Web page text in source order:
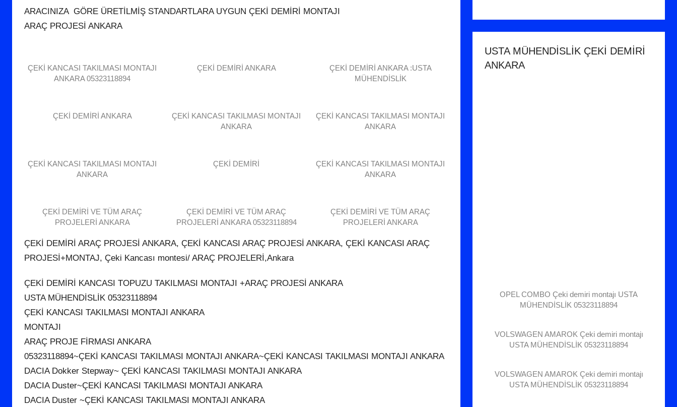
e
g
ARACINIZA GÖRE ÜRETİLMİŞ STANDARTLARA UYGUN ÇEKİ DEMİRİ MONTAJI
ARAÇ PROJESİ ANKARA
ÇEKİ KANCASI TAKILMASI MONTAJI
ANKARA 05323118894
ÇEKİ DEMİRİ ANKARA
ÇEKİ DEMİRİ ANKARA :USTA
MÜHENDİSLİK
ÇEKİ DEMİRİ ANKARA
ÇEKİ KANCASI TAKILMASI MONTAJI
ANKARA
ÇEKİ KANCASI TAKILMASI MONTAJI
ANKARA
ÇEKİ KANCASI TAKILMASI MONTAJI
ANKARA
ÇEKİ DEMİRİ
ÇEKİ KANCASI TAKILMASI MONTAJI
ANKARA
ÇEKİ DEMİRİ VE TÜM ARAÇ
PROJELERİ ANKARA
ÇEKİ DEMİRİ VE TÜM ARAÇ
PROJELERİ ANKARA 05323118894
ÇEKİ DEMİRİ VE TÜM ARAÇ
PROJELERİ ANKARA
ÇEKİ DEMİRİ ARAÇ PROJESİ ANKARA, ÇEKİ KANCASI ARAÇ PROJESİ ANKARA, ÇEKİ KANCASI ARAÇ
PROJESİ+MONTAJ, Çeki Kancası montesi/ ARAÇ PROJELERİ,Ankara
ÇEKİ DEMİRİ KANCASI TOPUZU TAKILMASI MONTAJI +ARAÇ PROJESİ ANKARA
USTA MÜHENDİSLİK 05323118894
ÇEKİ KANCASI TAKILMASI MONTAJI ANKARA
MONTAJI
ARAÇ PROJE FİRMASI ANKARA
05323118894~ÇEKİ KANCASI TAKILMASI MONTAJI ANKARA~ÇEKİ KANCASI TAKILMASI MONTAJI ANKARA
DACIA Dokker Stepway~ ÇEKİ KANCASI TAKILMASI MONTAJI ANKARA
DACIA Duster~ÇEKİ KANCASI TAKILMASI MONTAJI ANKARA
DACIA Duster ~ÇEKİ KANCASI TAKILMASI MONTAJI ANKARA
USTA MÜHENDİSLİK ÇEKİ DEMİRİ
ANKARA
OPEL COMBO Çeki demiri montajı USTA
MÜHENDİSLİK 05323118894
VOLSWAGEN AMAROK Çeki demiri montajı
USTA MÜHENDİSLİK 05323118894
VOLSWAGEN AMAROK Çeki demiri montajı
USTA MÜHENDİSLİK 05323118894